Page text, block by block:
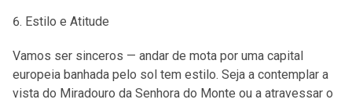
Estilo e Atitude
Vamos ser sinceros — andar de mota por uma capital
europeia banhada pelo sol tem estilo. Seja a contemplar a
vista do Miradouro da Senhora do Monte ou a atravessar o